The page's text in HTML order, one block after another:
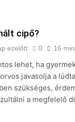
cipő?
ezelőtt 0 16
lehet, ha
javasolja a
szükséges,
a megfelelő